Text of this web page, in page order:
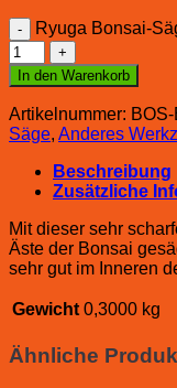
Ryuga Bonsai-
In den Warenkorb
Artikelnummer:
Säge, Anderes
Beschreibung
Zusätzliche
Mit dieser sehr
Äste der Bonsai
sehr gut im Inneren
Gewicht 0,3000 kg
Ähnliche